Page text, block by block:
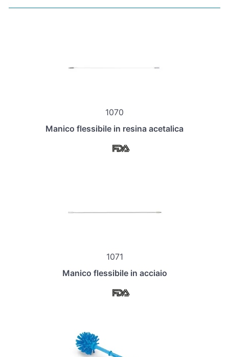
1070
Manico flessibile in resina acetalica
1071
Manico flessibile in acciaio